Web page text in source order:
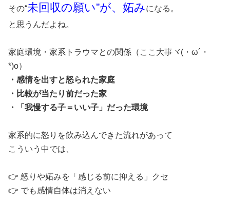
その“未回収の願い”が、妬みになる。
と思うんだよね。
家庭環境・家系トラウマとの関係（ここ大事ヾ(・ω´・
*)o）
・感情を出すと怒られた家庭
・比較が当たり前だった家
・「我慢する子＝いい子」だった環境
家系的に怒りを飲み込んできた流れがあって
こういう中では、
👉 怒りや妬みを「感じる前に抑える」クセ
👉 でも感情自体は消えない